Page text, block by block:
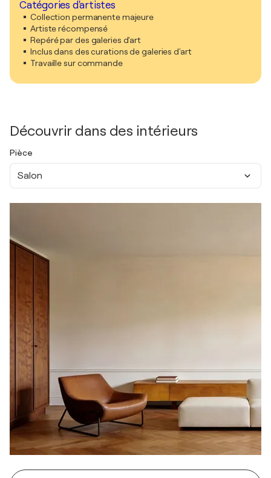
Catégories d'artistes
Collection permanente majeure
Artiste récompensé
Repéré par des galeries d'art
Inclus dans des curations de galeries d'art
Travaille sur commande
Découvrir dans des intérieurs
Pièce
Salon